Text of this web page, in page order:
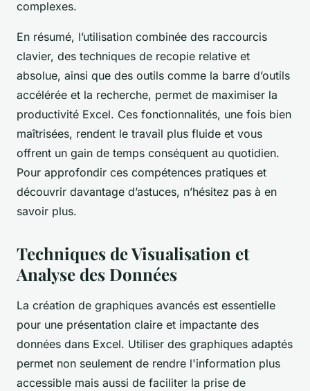
complexes.
En résumé, l’utilisation combinée des raccourcis
clavier, des techniques de recopie relative et
absolue, ainsi que des outils comme la barre d’outils
accélérée et la recherche, permet de maximiser la
productivité Excel. Ces fonctionnalités, une fois bien
maîtrisées, rendent le travail plus fluide et vous
offrent un gain de temps conséquent au quotidien.
Pour approfondir ces compétences pratiques et
découvrir davantage d’astuces, n’hésitez pas à en
savoir plus.
Techniques de Visualisation et
Analyse des Données
La création de graphiques avancés est essentielle
pour une présentation claire et impactante des
données dans Excel. Utiliser des graphiques adaptés
permet non seulement de rendre l'information plus
accessible mais aussi de faciliter la prise de